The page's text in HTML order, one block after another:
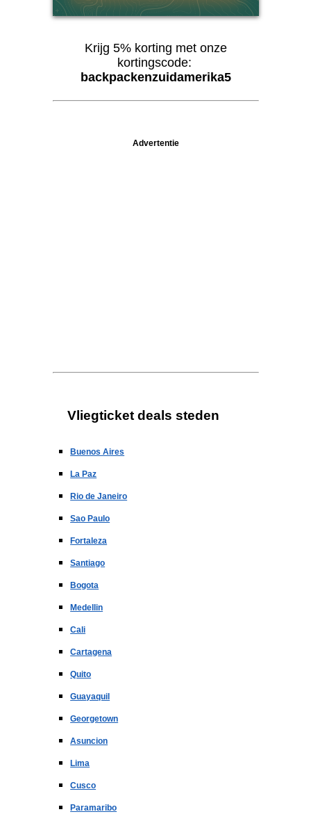
Krijg 5% korting met onze
kortingscode:
backpackenzuidamerika5
Advertentie
Vliegticket deals steden
Buenos Aires
La Paz
Rio de Janeiro
Sao Paulo
Fortaleza
Santiago
Bogota
Medellin
Cali
Cartagena
Quito
Guayaquil
Georgetown
Asuncion
Lima
Cusco
Paramaribo